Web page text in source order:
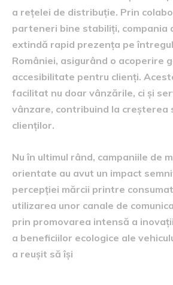
a rețelei de distribuție. Prin
parteneri bine stabiliți, compania
extindă rapid prezența pe
României, asigurând o acoperire
accesibilitate pentru clienți.
facilitat nu doar vânzările, ci și
vânzare, contribuind la creșterea
clienților.
Nu în ultimul rând, campaniile de
orientate au avut un impact
percepției mărcii printre
utilizarea unor canale de
prin promovarea intensă a
a beneficiilor ecologice ale
a reușit să își